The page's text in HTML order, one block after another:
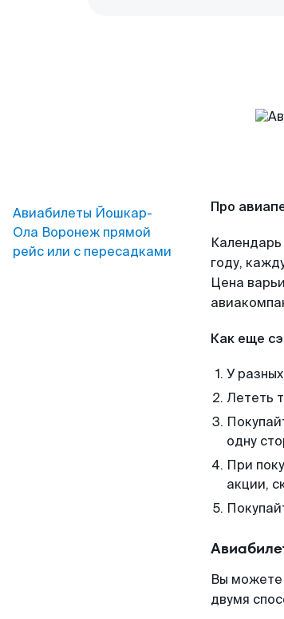
Авиабилеты Йошкар-
Ола Воронеж прямой
рейс или с пересадками
Про
году,
Цена
Как еще
У
Лететь
одну
При
акции,
Вы можете
двумя